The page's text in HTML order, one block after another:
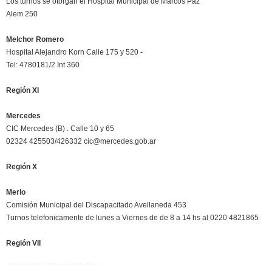
Alem 250
Melchor Romero
Hospital Alejandro Korn Calle 175 y 520 -
Tel: 4780181/2 Int 360
Región XI
Mercedes
CIC Mercedes (B) . Calle 10 y 65
02324 425503/426332 cic@mercedes.gob.ar
Región X
Merlo
Comisión Municipal del Discapacitado Avellaneda 453
Turnos telefonicamente de lunes a Viernes de de 8 a 14 hs al 0220 4821865
Región VII